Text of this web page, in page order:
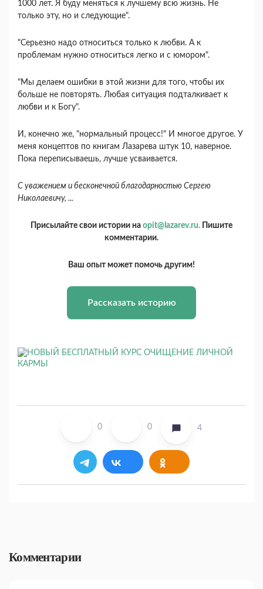
1000 лет. Я буду меняться к лучшему всю жизнь. Не
только эту, но и следующие".
"Серьезно надо относиться только к любви. А к
проблемам нужно относиться легко и с юмором".
"Мы делаем ошибки в этой жизни для того, чтобы их
больше не повторять. Любая ситуация подталкивает к
любви и к Богу".
И, конечно же, "нормальный процесс!" И многое другое. У
меня концептов по книгам Лазарева штук 10, наверное.
Пока переписываешь, лучше усваивается.
С уважением и бесконечной благодарностью Сергею
Николаевичу, ...
Присылайте свои истории на opit@lazarev.ru. Пишите
комментарии.
Ваш опыт может помочь другим!
Рассказать историю
0 0 4
Комментарии